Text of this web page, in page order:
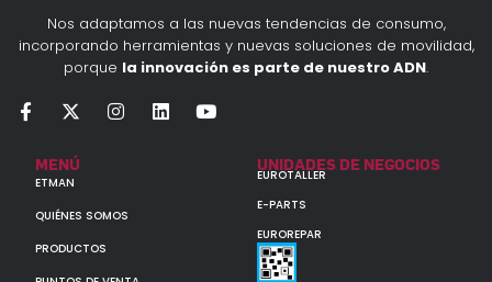
Nos adaptamos a las nuevas tendencias de consumo,
incorporando herramientas y nuevas soluciones de movilidad,
porque la innovación es parte de nuestro ADN.
MENÚ
ETMAN
QUIÉNES SOMOS
PRODUCTOS
UNIDADES DE NEGOCIOS
EUROTALLER
E-PARTS
EUROREPAR